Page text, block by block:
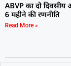
ABVP का दो दिवसीय
6 महीने की रणनीति
Read More »